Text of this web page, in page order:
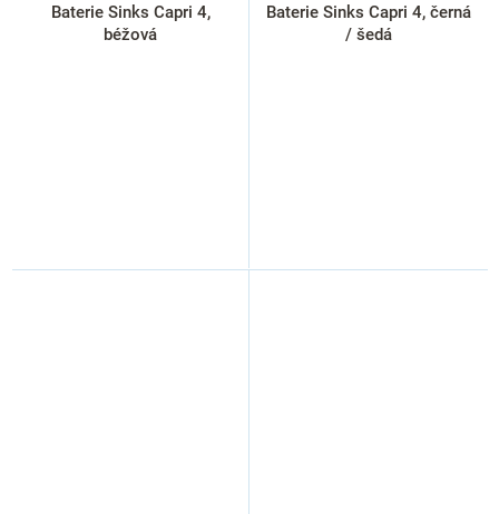
Baterie Sinks Capri 4,
béžová
Baterie Sinks Capri 4, černá
/ šedá